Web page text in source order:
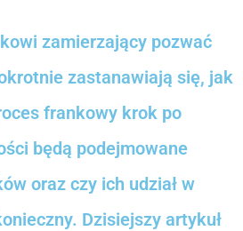
zamierzający pozwać
zastanawiają się, jak
frankowy krok po
będą podejmowane
oraz czy ich udział w
Dzisiejszy artykuł